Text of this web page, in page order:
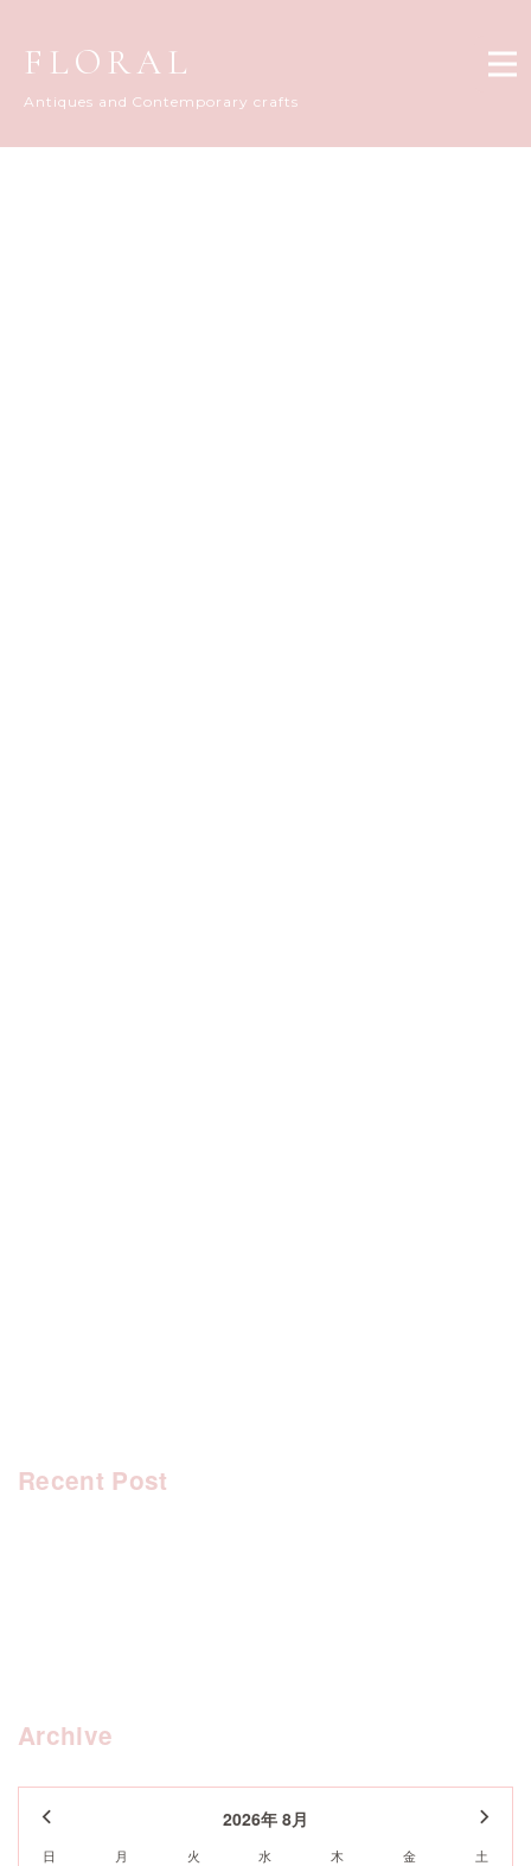
FLORAL
Antiques and Contemporary crafts
Recent Post
Archive
2026年 8月
日 月 火 水 木 金 土